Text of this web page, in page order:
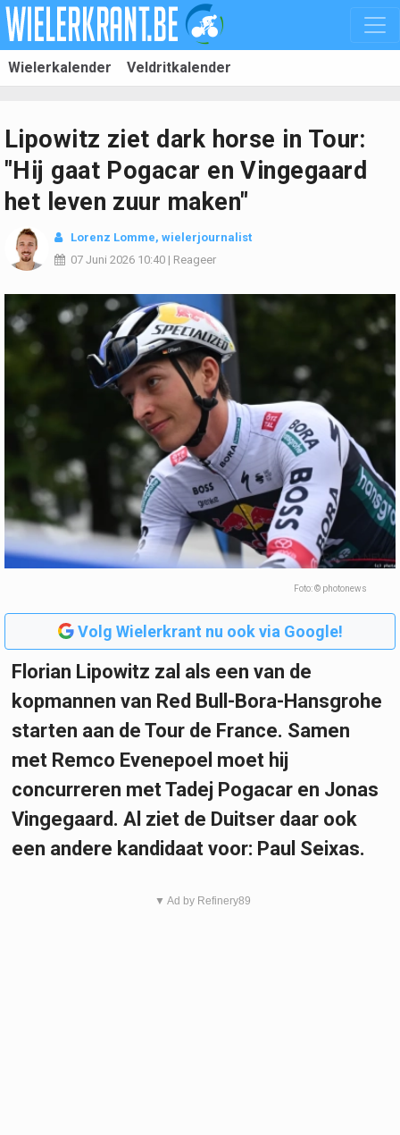
Wielerkalender Veldritkalender
Lipowitz ziet dark horse in Tour:
"Hij gaat Pogacar en Vingegaard
het leven zuur maken"
Lorenz Lomme, wielerjournalist
07 Juni 2026 10:40 | Reageer
Foto: © photonews
Volg Wielerkrant nu ook via Google!
Florian Lipowitz zal als een van de
kopmannen van Red Bull-Bora-Hansgrohe
starten aan de Tour de France. Samen
met Remco Evenepoel moet hij
concurreren met Tadej Pogacar en Jonas
Vingegaard. Al ziet de Duitser daar ook
een andere kandidaat voor: Paul Seixas.
▼ Ad by Refinery89